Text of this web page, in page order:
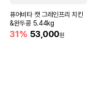
퓨어비타 캣 그레인프리 치킨
&완두콩 5.44kg
31% 53,000원